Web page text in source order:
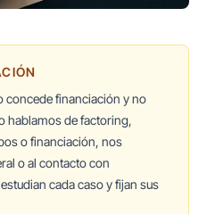
concede financiación y no
hablamos de factoring,
o financiación, nos
o al contacto con
cada caso y fijan sus